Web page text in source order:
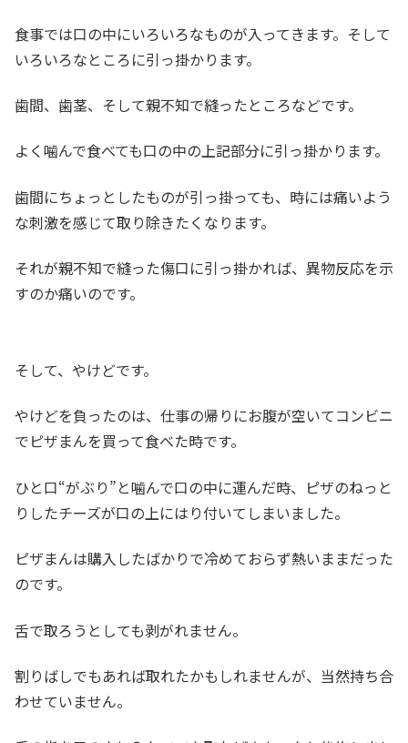
食事では口の中にいろいろなものが入ってきます。そして
いろいろなところに引っ掛かります。
歯間、歯茎、そして親不知で縫ったところなどです。
よく噛んで食べても口の中の上記部分に引っ掛かります。
歯間にちょっとしたものが引っ掛っても、時には痛いよう
な刺激を感じて取り除きたくなります。
それが親不知で縫った傷口に引っ掛かれば、異物反応を示
すのか痛いのです。
そして、やけどです。
やけどを負ったのは、仕事の帰りにお腹が空いてコンビニ
でピザまんを買って食べた時です。
ひと口“がぶり”と噛んで口の中に運んだ時、ピザのねっと
りしたチーズが口の上にはり付いてしまいました。
ピザまんは購入したばかりで冷めておらず熱いままだった
のです。
舌で取ろうとしても剥がれません。
割りばしでもあれば取れたかもしれませんが、当然持ち合
わせていません。